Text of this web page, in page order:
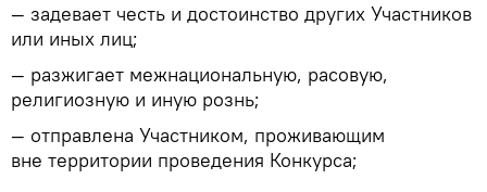
— задевает честь и достоинство других Участников
или иных лиц;
— разжигает межнациональную, расовую,
религиозную и иную рознь;
— отправлена Участником, проживающим
вне территории проведения Конкурса;